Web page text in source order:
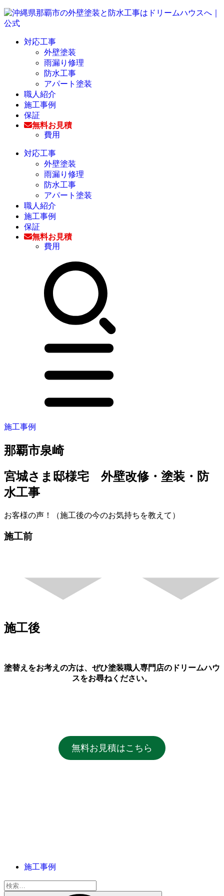
対応工事
外壁塗装
雨漏り修理
防水工事
アパート塗装
職人紹介
施工事例
保証
無料お見積
費用
対応工事
外壁塗装
雨漏り修理
防水工事
アパート塗装
職人紹介
施工事例
保証
無料お見積
費用
施工事例
那覇市泉崎
宮城さま邸様宅 外壁改修・塗装・防
水工事
お客様の声！（施工後の今のお気持ちを教えて）
施工前
施工後
塗替えをお考えの方は、ぜひ塗装職人専門店の ドリームハウ
スをお尋ねください。
無料お見積はこちら
施工事例
検